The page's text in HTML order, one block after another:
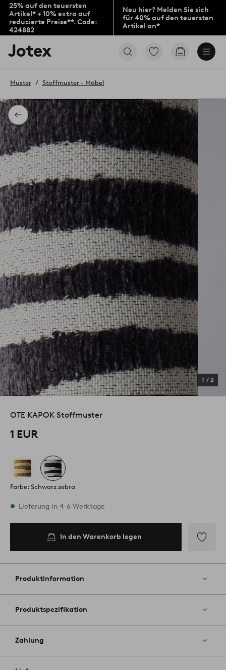
25% auf den teuersten
Artikel* + 10% extra auf
reduzierte Preise**. Code:
424882
Neu hier? Melden Sie sich
für 40% auf den teuersten
Artikel an*
Jotex-
Logo
Startseite
Zu
Produkten
gehen
Zum
Zurück
Muster Stoffmuster - Möbel
1 / 2
OTE KAPOK Stoffmuster
1 EUR
Farbe: Schwarz zebra
Vorrätig
Lieferung in 4-6 Werktage
In den Warenkorb legen
Favoriten
Produktinformation
Produktspezifikation
Zahlung